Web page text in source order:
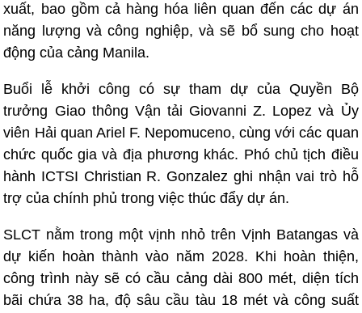
xuất, bao gồm cả hàng hóa liên quan đến các dự án
năng lượng và công nghiệp, và sẽ bổ sung cho hoạt
động của cảng Manila.
Buổi lễ khởi công có sự tham dự của Quyền Bộ
trưởng Giao thông Vận tải Giovanni Z. Lopez và Ủy
viên Hải quan Ariel F. Nepomuceno, cùng với các quan
chức quốc gia và địa phương khác. Phó chủ tịch điều
hành ICTSI Christian R. Gonzalez ghi nhận vai trò hỗ
trợ của chính phủ trong việc thúc đẩy dự án.
SLCT nằm trong một vịnh nhỏ trên Vịnh Batangas và
dự kiến ​​hoàn thành vào năm 2028. Khi hoàn thiện,
công trình này sẽ có cầu cảng dài 800 mét, diện tích
bãi chứa 38 ha, độ sâu cầu tàu 18 mét và công suất